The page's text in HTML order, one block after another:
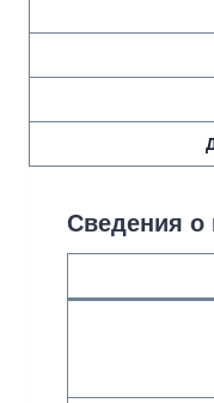
Сведения о